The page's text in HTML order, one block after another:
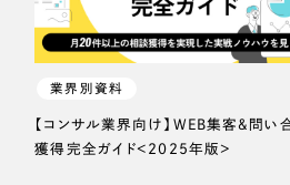
業界別資料
【コンサル業界向け】WEB集客＆問い
獲得完全ガイド＜2025年版＞